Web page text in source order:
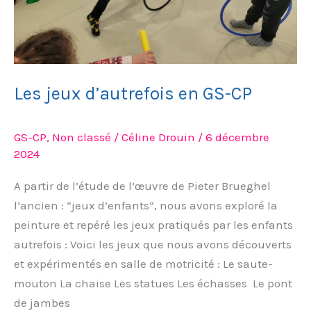
Les jeux d’autrefois en GS-CP
GS-CP, Non classé / Céline Drouin / 6 décembre
2024
A partir de l’étude de l’œuvre de Pieter Brueghel
l’ancien : “jeux d’enfants”, nous avons exploré la
peinture et repéré les jeux pratiqués par les enfants
autrefois : Voici les jeux que nous avons découverts
et expérimentés en salle de motricité : Le saute-
mouton La chaise Les statues Les échasses Le pont
de jambes